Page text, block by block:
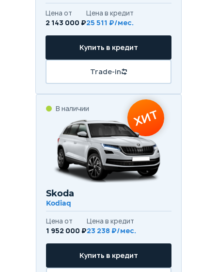
Цена от
2 143 000 ₽
Цена в кредит
25 511 ₽/мес.
Купить в кредит
Trade-in
В наличии ХИТ
Skoda
Kodiaq
Цена от
1 952 000 ₽
Цена в кредит
23 238 ₽/мес.
Купить в кредит